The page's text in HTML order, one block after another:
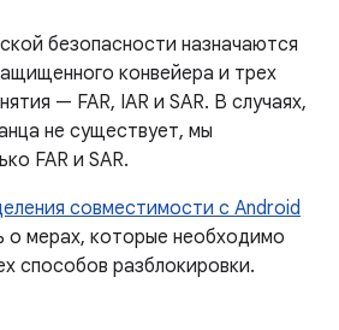
безопасности назначаются
конвейера и трех
— FAR, IAR и SAR. В случаях,
не существует, мы
FAR и SAR.
совместимости с Android
о мерах, которые необходимо
способов разблокировки.